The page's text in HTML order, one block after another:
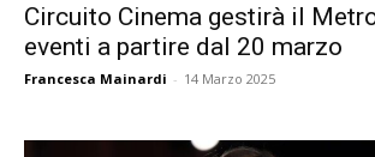
Circuito Cinema gestirà il
eventi a partire dal 20 marzo
Francesca Mainardi - 14 Marzo 2025